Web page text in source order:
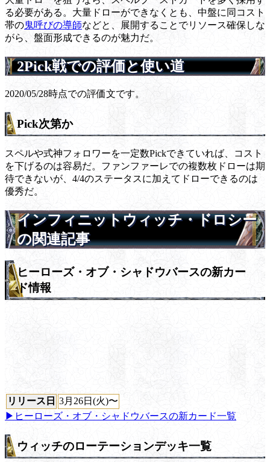
る必要がある。大量ドローができなくとも、中盤に同コスト
帯の鬼呼びの導師などと、展開することでリソース確保しな
がら、盤面形成できるのが魅力だ。
2Pick戦での評価と使い道
2020/05/28時点での評価文です。
Pick次第か
スペルや式神フォロワーを一定数Pickできていれば、コスト
を下げるのは容易だ。ファンファーレでの複数枚ドローは期
待できないが、4/4のステータスに加えてドローできるのは
優秀だ。
インフィニットウィッチ・ドロシー
の関連記事
ヒーローズ・オブ・シャドウバースの新カー
ド情報
リリース日 3月26日(火)〜
▶ヒーローズ・オブ・シャドウバースの新カード一覧
ウィッチのローテーションデッキ一覧